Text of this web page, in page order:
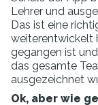
Lehrer und
Das ist eine
weiterentwickelt
gegangen ist
das gesamte
ausgezeichnet
Ok, aber wie